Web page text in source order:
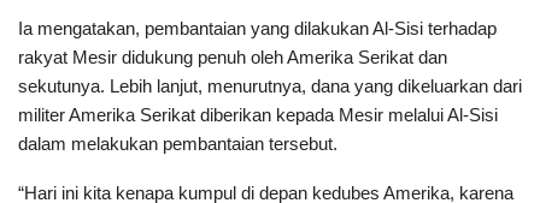
Ia mengatakan, pembantaian yang dilakukan Al-Sisi terhadap
rakyat Mesir didukung penuh oleh Amerika Serikat dan
sekutunya. Lebih lanjut, menurutnya, dana yang dikeluarkan dari
militer Amerika Serikat diberikan kepada Mesir melalui Al-Sisi
dalam melakukan pembantaian tersebut.
“Hari ini kita kenapa kumpul di depan kedubes Amerika, karena